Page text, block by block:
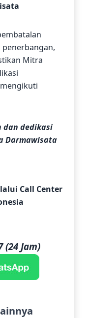
Mitra
dan dedikasi
Darmawisata
Call Center
(24 Jam)